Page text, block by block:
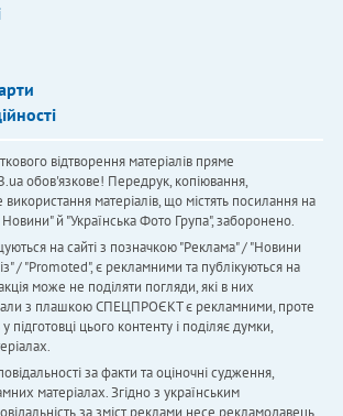
відтворення матеріалів пряме
обов'язкове! Передрук, копіювання,
матеріалів, що містять посилання на
Новини" й "Українська Фото Група", заборонено.
на сайті з позначкою "Реклама" / "Новини
/ "Promoted", є рекламними та публікуються на
може не поділяти погляди, які в них
з плашкою СПЕЦПРОЄКТ є рекламними, проте
підготовці цього контенту і поділяє думки,
за факти та оціночні судження,
матеріалах. Згідно з українським
за зміст реклами несе рекламодавець.